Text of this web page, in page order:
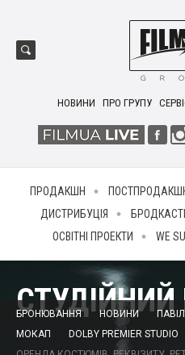
НОВИНИ ПРО ГРУПУ
ПРОДАКШН
ДИСТРИБУЦІЯ
ОСВІТНІ ПРОЕКТИ
WE
БРОНЮВАННЯ НОВИНИ
МОКАП
DOLBY PREMIER STUDIO